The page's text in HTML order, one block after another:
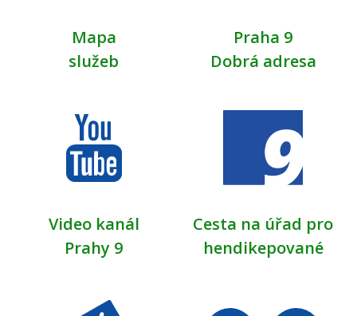
Mapa
služeb
Praha 9
Dobrá adresa
Video kanál
Prahy 9
Cesta na úřad pro
hendikepované